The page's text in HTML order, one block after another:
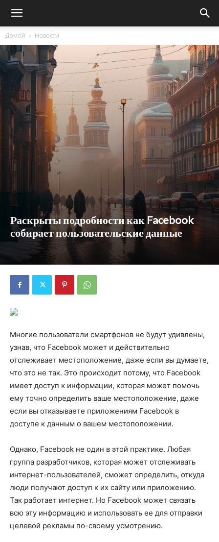
Домой Новости
Раскрыты подробности как Facebook
собирает пользовательские данные
Многие пользователи смартфонов не будут удивлены,
узнав, что Facebook может и действительно
отслеживает местоположение, даже если вы думаете,
что это не так. Это происходит потому, что Facebook
имеет доступ к информации, которая может помочь
ему точно определить ваше местоположение, даже
если вы отказываете приложениям Facebook в
доступе к данным о вашем местоположении.
Однако, Facebook не один в этой практике. Любая
группа разработчиков, которая может отслеживать
интернет-пользователей, сможет определить, откуда
люди получают доступ к их сайту или приложению.
Так работает интернет. Но Facebook может связать
всю эту информацию и использовать ее для отправки
целевой рекламы по-своему усмотрению.